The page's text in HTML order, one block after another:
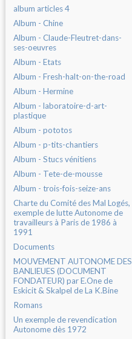
album articles 4
Album - Chine
Album - Claude-Fleutret-dans-
ses-oeuvres
Album - Etats
Album - Fresh-halt-on-the-road
Album - Hermine
Album - laboratoire-d-art-
plastique
Album - pototos
Album - p-tits-chantiers
Album - Stucs vénitiens
Album - Tete-de-mousse
Album - trois-fois-seize-ans
Charte du Comité des Mal Logés,
exemple de lutte Autonome de
travailleurs à Paris de 1986 à
1991
Documents
MOUVEMENT AUTONOME DES
BANLIEUES (DOCUMENT
FONDATEUR) par E.One de
Eskicit & Skalpel de La K.Bine
Romans
Un exemple de revendication
Autonome dès 1972